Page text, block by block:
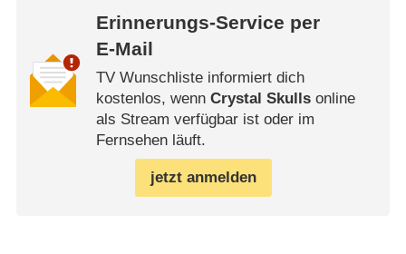
Erinnerungs-Service per
E-Mail
TV Wunschliste informiert dich
kostenlos, wenn Crystal Skullsonline
als Stream verfügbar ist oder im
Fernsehen läuft.
jetzt anmelden